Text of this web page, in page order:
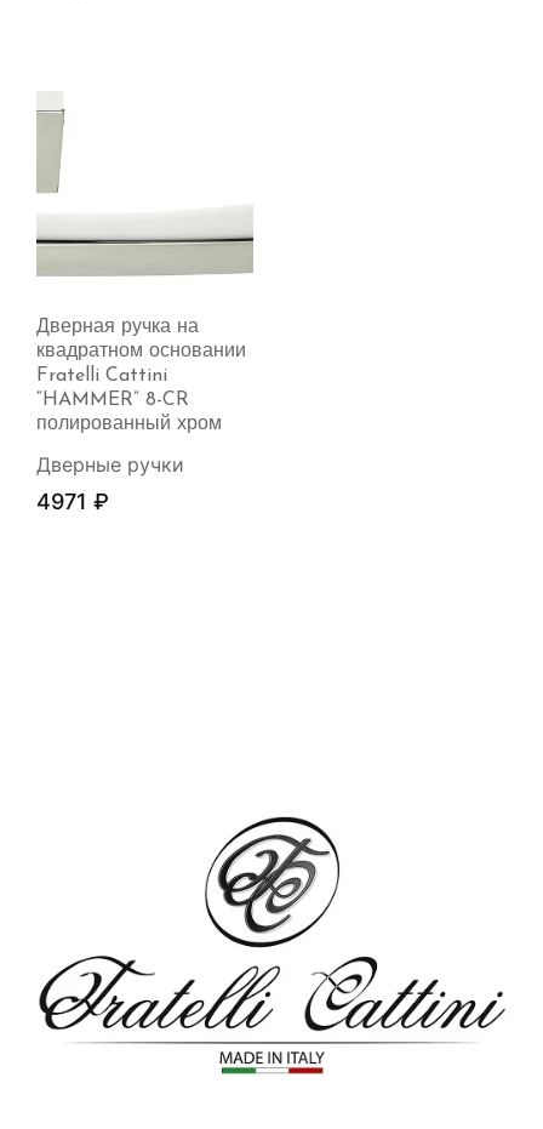
Дверная ручка на
квадратном основании
Fratelli Cattini
“HAMMER” 8-CR
полированный хром
Дверные ручки
4971 ₽